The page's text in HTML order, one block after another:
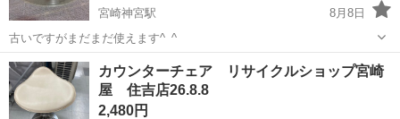
宮崎神宮駅
8月8日
古いですがまだまだ使えます^_^
宮崎 宮崎市 宮崎神宮駅 照明器具
カウンターチェア リサイクルショップ宮崎
屋 住吉店26.8.8
2,480円